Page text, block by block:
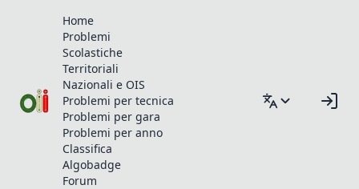
Home
Problemi
Scolastiche
Territoriali
Nazionali e OIS
Problemi per tecnica
Problemi per gara
Problemi per anno
Classifica
Algobadge
Forum